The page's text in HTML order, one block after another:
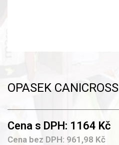
OPASEK CANICROSS
Cena s DPH: 1164 Kč
Cena bez DPH: 961,98 Kč